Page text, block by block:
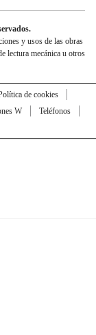
y usos de las obras
lectura mecánica u otros
de cookies
W
Teléfonos